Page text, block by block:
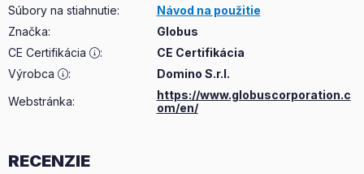
Súbory na stiahnutie:
Návod na použitie
Značka:
Globus
CE Certifikácia
:
CE Certifikácia
Výrobca
:
Domino S.r.l.
Webstránka:
https://www.globuscorporation.c
om/en/
RECENZIE